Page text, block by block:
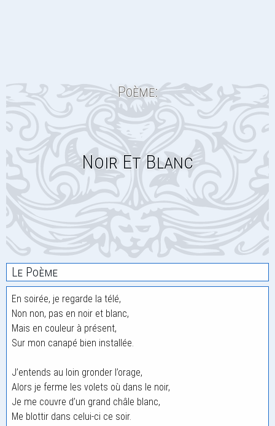
Poème:
Noir Et Blanc
Le Poème
En soirée, je regarde la télé,
Non non, pas en noir et blanc,
Mais en couleur à présent,
Sur mon canapé bien installée.
J’entends au loin gronder l’orage,
Alors je ferme les volets où dans le noir,
Je me couvre d’un grand châle blanc,
Me blottir dans celui-ci ce soir.